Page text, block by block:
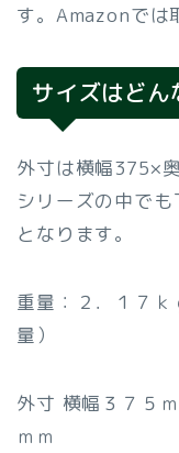
す。Amazonでは
サイズはどん
外寸は横幅375×
シリーズの中で
となります。
重量：２．１７
量）
外寸 横幅３７５
ｍｍ